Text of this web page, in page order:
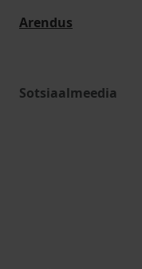
Arendus
Sotsiaalmeedia